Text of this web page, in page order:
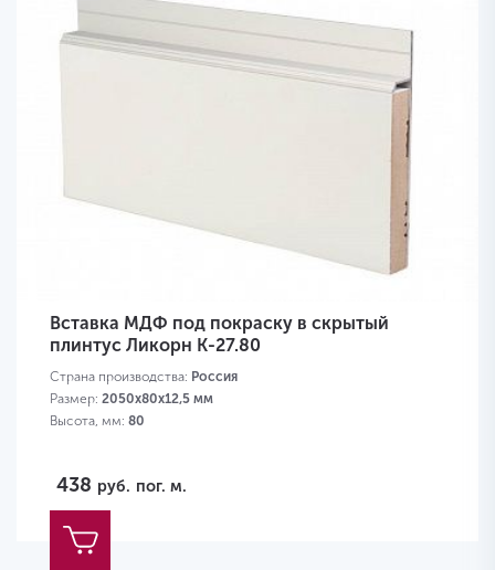
Вставка МДФ под покраску в скрытый
плинтус Ликорн K-27.80
Страна производства: Россия
Размер: 2050х80х12,5 мм
Высота, мм: 80
438 руб. пог. м.